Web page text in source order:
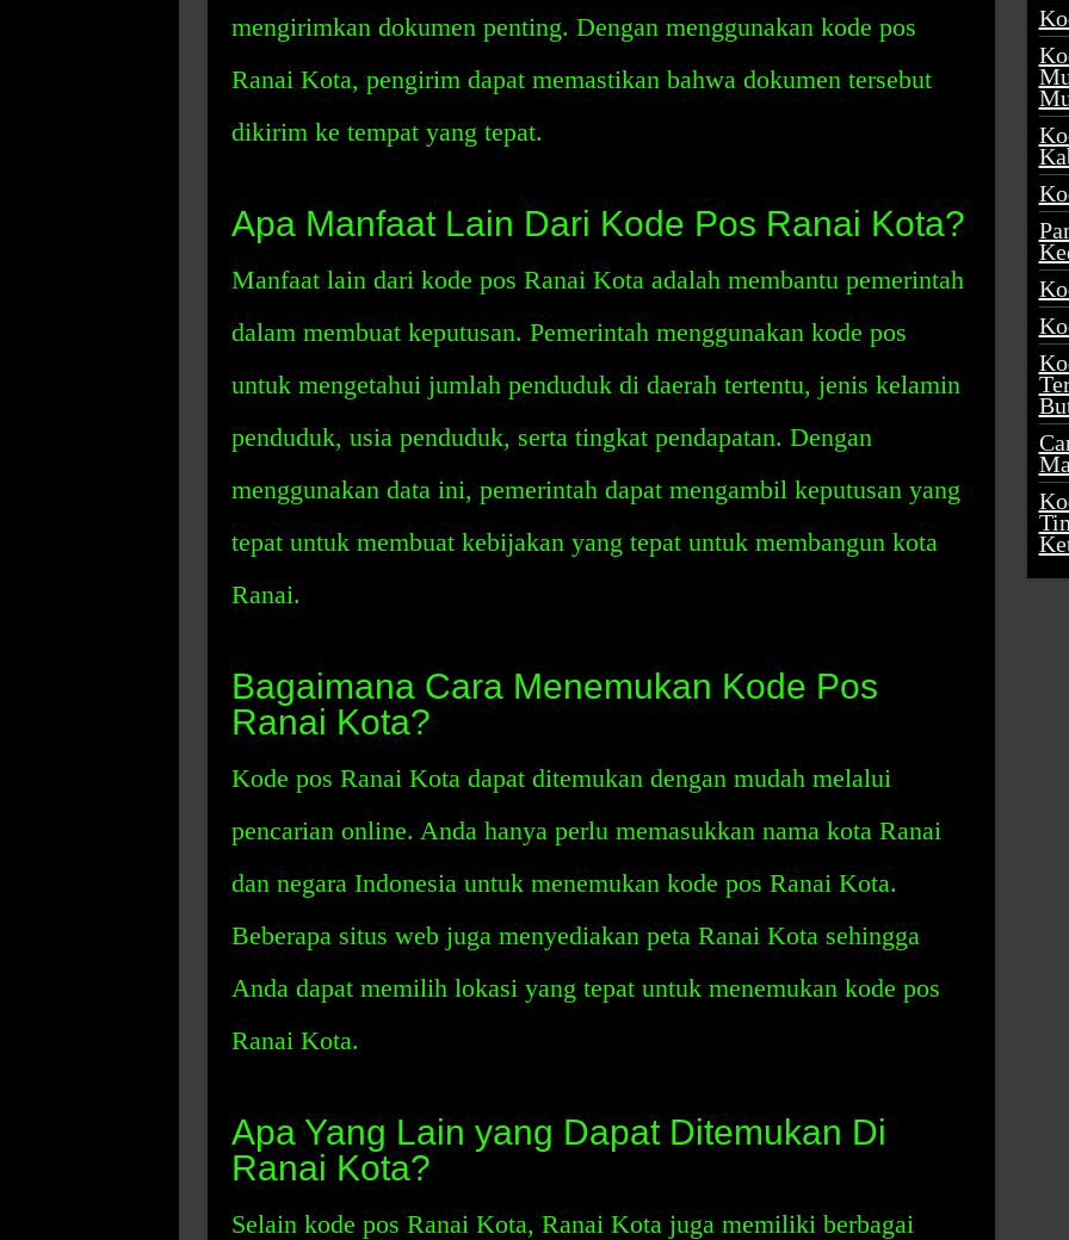
mengirimkan dokumen penting. Dengan menggunakan kode pos
Ranai Kota, pengirim dapat memastikan bahwa dokumen tersebut
dikirim ke tempat yang tepat.
Apa Manfaat Lain Dari Kode Pos Ranai Kota?
Manfaat lain dari kode pos Ranai Kota adalah membantu pemerintah
dalam membuat keputusan. Pemerintah menggunakan kode pos
untuk mengetahui jumlah penduduk di daerah tertentu, jenis kelamin
penduduk, usia penduduk, serta tingkat pendapatan. Dengan
menggunakan data ini, pemerintah dapat mengambil keputusan yang
tepat untuk membuat kebijakan yang tepat untuk membangun kota
Ranai.
Bagaimana Cara Menemukan Kode Pos
Ranai Kota?
Kode pos Ranai Kota dapat ditemukan dengan mudah melalui
pencarian online. Anda hanya perlu memasukkan nama kota Ranai
dan negara Indonesia untuk menemukan kode pos Ranai Kota.
Beberapa situs web juga menyediakan peta Ranai Kota sehingga
Anda dapat memilih lokasi yang tepat untuk menemukan kode pos
Ranai Kota.
Apa Yang Lain yang Dapat Ditemukan Di
Ranai Kota?
Selain kode pos Ranai Kota, Ranai Kota juga memiliki berbagai